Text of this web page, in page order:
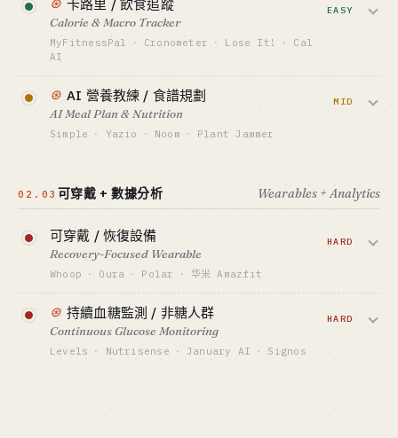
Lifestyle indie / 健身愛好者
查看深度分析 →
Peloton 上市公司 · Apple Fitness+（生態打
資金底線 · CAPITAL
¥10M+ / RMB VC
GTM · SALES MOTION
Keep 港股 9 億+ 營收但虧損 · 薄荷健康
最適合 · BEST FIT
中國本土資本 · 個人勿入
卡路里 / 飲食追蹤
Calorie & Macro Tracker
MyFitnessPal · Cronometer · Lose It! ·
Cal
AI
掃條碼 / AI 拍照辨識 + 卡路里資料庫。
Cal AI 兩個高中生靠「拍照算卡路里」
TikTok 病毒做到月流水 $1M+，2024
indie 神話。
$10K-100K
TikTok 病毒 + App Store ASO
標竿 · BENCHMARK
Cal AI ~$1M+ MRR · MyFitnessPal $200M+
營收
最適合 · BEST FIT
Lifestyle indie / TikTok 成長駭客
查看深度分析 →
EASY
⊛ AI 營養教練 / 食譜規劃
AI Meal Plan & Nutrition
Simple · Yazio · Noom · Plant Jammer
ARR，Simple 用 AI 角度 2024 年 ARR 飆
資金底線 · CAPITAL
$200K-3M
Performance ads + 減重前後對比
標竿 · BENCHMARK
MID
02.03 可穿戴 + 數據分析 Wearables + Analytics
可穿戴 / 恢復設備
Recovery-Focused Wearable
Whoop · Oura · Polar · 华米 Amazfit
環 / 手環追蹤 HRV / 睡眠 / 恢復 + 訂閱解
讀。Oura 估值 $5B、Whoop $3.6B — 但
供應鏈 + 演算法都是巨坑。
HARD
⊛ 持續血糖監測 / 非糖人群
Continuous Glucose Monitoring
Levels · Nutrisense · January AI · Signos
HARD